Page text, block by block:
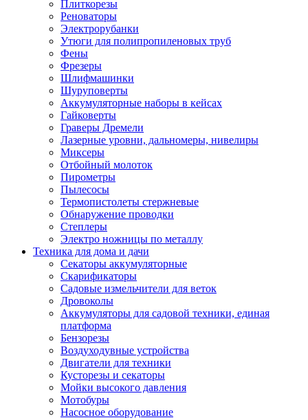
Плиткорезы
Реноваторы
Электрорубанки
Утюги для полипропиленовых труб
Фены
Фрезеры
Шлифмашинки
Шуруповерты
Аккумуляторные наборы в кейсах
Гайковерты
Граверы Дремели
Лазерные уровни, дальномеры, нивелиры
Миксеры
Отбойный молоток
Пирометры
Пылесосы
Термопистолеты стержневые
Обнаружение проводки
Степлеры
Электро ножницы по металлу
Техника для дома и дачи
Секаторы аккумуляторные
Скарификаторы
Садовые измельчители для веток
Дровоколы
Аккумуляторы для садовой техники, единая
платформа
Бензорезы
Воздуходувные устройства
Двигатели для техники
Кусторезы и секаторы
Мойки высокого давления
Мотобуры
Насосное оборудование